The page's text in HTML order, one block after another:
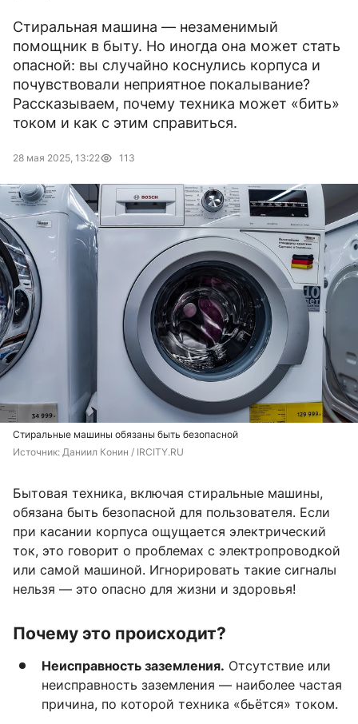
Стиральная машина — незаменимый
помощник в быту. Но иногда она может стать
опасной: вы случайно коснулись корпуса и
почувствовали неприятное покалывание?
Рассказываем, почему техника может «бить»
током и как с этим справиться.
28 мая 2025, 13:22 113
Стиральные машины обязаны быть безопасной
Источник: Даниил Конин / IRCITY.RU
Бытовая техника, включая стиральные машины,
обязана быть безопасной для пользователя. Если
при касании корпуса ощущается электрический
ток, это говорит о проблемах с электропроводкой
или самой машиной. Игнорировать такие сигналы
нельзя — это опасно для жизни и здоровья!
Почему это происходит?
Неисправность заземления. Отсутствие или
неисправность заземления — наиболее частая
причина, по которой техника «бьётся» током.